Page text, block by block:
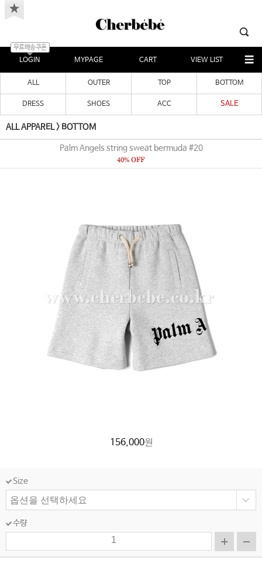
LOGIN
무료배송쿠폰
MYPAGE CART VIEW LIST
ALL OUTER TOP BOTTOM
DRESS SHOES ACC SALE
ALL APPAREL> BOTTOM
Palm Angels string sweat bermuda #20
156,000원
Size
수량